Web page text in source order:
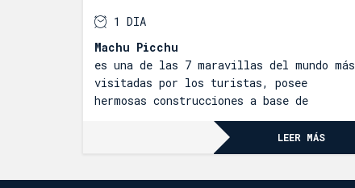
1 DIA
Machu Picchu
es una de las 7 maravillas del mundo más
visitadas por los turistas, posee
hermosas construcciones a base de
piedras, que fueron talladas con mucha
precisión y detalle, es la obra más
importante para los
LEER MÁS